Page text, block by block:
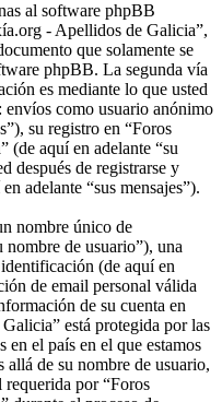
al software phpBB
- Apellidos de Galicia”,
que solamente se
phpBB. La segunda vía
es mediante lo que usted
como usuario anónimo
su registro en “Foros
(de aquí en adelante “su
después de registrarse y
adelante “sus mensajes”).
nombre único de
de usuario”), una
(de aquí en
de email personal válida
de su cuenta en
está protegida por las
en el país en el que estamos
de su nombre de usuario,
requerida por “Foros